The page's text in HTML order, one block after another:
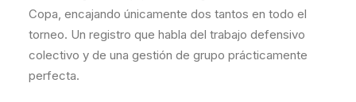
Copa, encajando únicamente dos tantos en todo el
torneo. Un registro que habla del trabajo defensivo
colectivo y de una gestión de grupo prácticamente
perfecta.